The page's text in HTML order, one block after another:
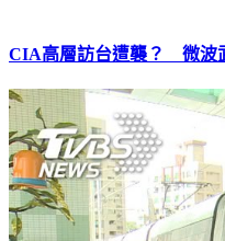
CIA高層訪台遭襲？ 微波